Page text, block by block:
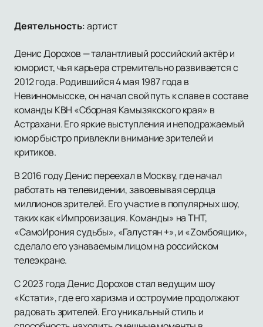
Деятельность:артист
Денис Дорохов — талантливый российский актёр и
юморист, чья карьера стремительно развивается с
2012 года. Родившийся 4 мая 1987 года в
Невинномысске, он начал свой путь к славе в составе
команды КВН «Сборная Камызякского края» в
Астрахани. Его яркие выступления и неподражаемый
юмор быстро привлекли внимание зрителей и
критиков.
В 2016 году Денис переехал в Москву, где начал
работать на телевидении, завоевывая сердца
миллионов зрителей. Его участие в популярных шоу,
таких как «Импровизация. Команды» на ТНТ,
«СамоИрония судьбы», «Галустян +», и «Zомбоящик»,
сделало его узнаваемым лицом на российском
телеэкране.
С 2023 года Денис Дорохов стал ведущим шоу
«Кстати», где его харизма и остроумие продолжают
радовать зрителей. Его уникальный стиль и